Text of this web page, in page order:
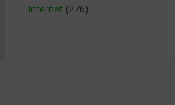
Internet (276)